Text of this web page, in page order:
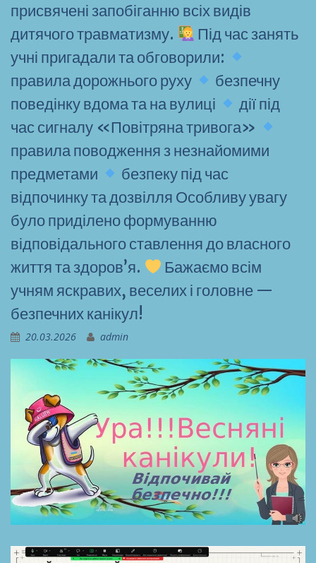
присвячені запобіганню всіх видів
дитячого травматизму.
Під час занять
учні пригадали та обговорили:
правила дорожнього руху
безпечну
поведінку вдома та на вулиці
дії під
час сигналу «Повітряна тривога»
правила поводження з незнайомими
предметами
безпеку під час
відпочинку та дозвілля Особливу увагу
було приділено формуванню
відповідального ставлення до власного
життя та здоров’я.
Бажаємо всім
учням яскравих, веселих і головне —
безпечних канікул!
20.03.2026 admin